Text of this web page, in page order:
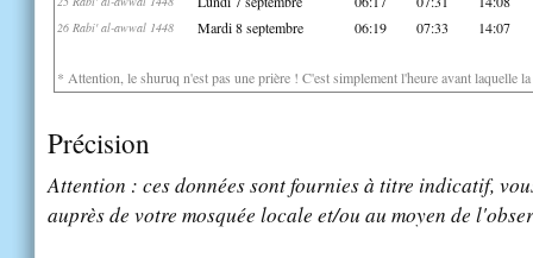
26 Rabi' al-awwal 1448 Mardi 8 septembre 06:19 07:33 14:07
* Attention, le shuruq n'est pas une prière ! C'est simplement l'heure avant laquelle
Précision
Attention : ces données sont fournies à titre indicatif,
auprès de votre mosquée locale et/ou au moyen de